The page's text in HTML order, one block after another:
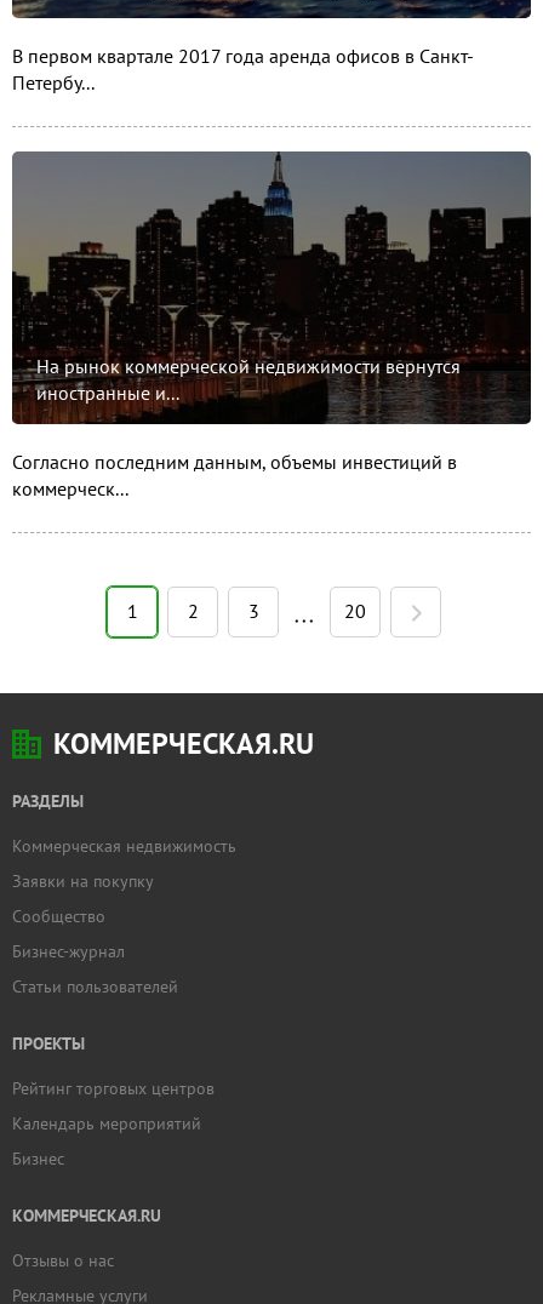
В первом квартале 2017 года аренда офисов в Санкт-
Петербу...
На рынок коммерческой недвижимости вернутся
иностранные и...
Согласно последним данным, объемы инвестиций в
коммерческ...
1 2 3 • • • 20
КОММЕРЧЕСКАЯ.RU
РАЗДЕЛЫ
Коммерческая недвижимость
Заявки на покупку
Сообщество
Бизнес-журнал
Статьи пользователей
ПРОЕКТЫ
Рейтинг торговых центров
Календарь мероприятий
Бизнес
КОММЕРЧЕСКАЯ.RU
Отзывы о нас
Рекламные услуги